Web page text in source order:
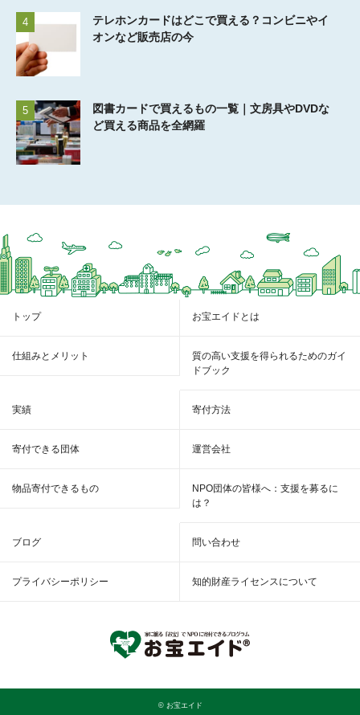
4
テレホンカードはどこで買える？コンビニやイ
オンなど販売店の今
5
図書カードで買えるもの一覧｜文房具やDVDな
ど買える商品を全網羅
トップ お宝エイドとは
仕組みとメリット
質の高い支援を得られるためのガイ
ドブック
実績 寄付方法
寄付できる団体 運営会社
物品寄付できるもの
NPO団体の皆様へ：支援を募るに
は？
ブログ 問い合わせ
プライバシーポリシー 知的財産ライセンスについて
© お宝エイド